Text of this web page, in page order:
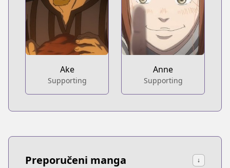
Ake
Supporting
Anne
Supporting
Preporučeni manga ↓